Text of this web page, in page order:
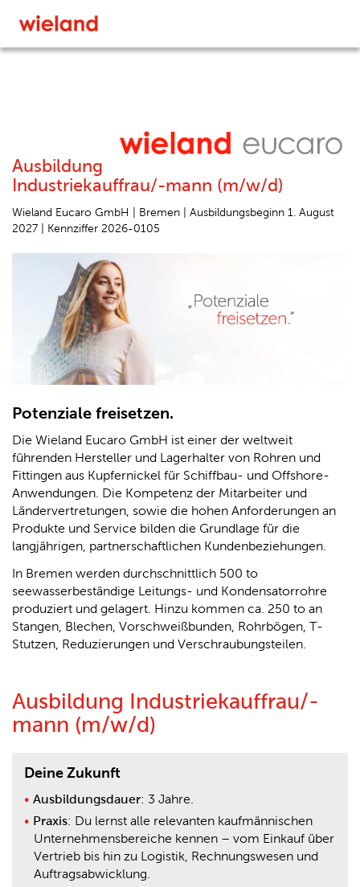
Ausbildung
Industriekauffrau/-mann (m/w/d)
Wieland Eucaro GmbH | Bremen | Ausbildungsbeginn 1. August
2027 | Kennziffer 2026-0105
Potenziale freisetzen.
Die Wieland Eucaro GmbH ist einer der weltweit
führenden Hersteller und Lagerhalter von Rohren und
Fittingen aus Kupfernickel für Schiffbau- und Offshore-
Anwendungen. Die Kompetenz der Mitarbeiter und
Ländervertretungen, sowie die hohen Anforderungen an
Produkte und Service bilden die Grundlage für die
langjährigen, partnerschaftlichen Kundenbeziehungen.
In Bremen werden durchschnittlich 500 to
seewasserbeständige Leitungs- und Kondensatorrohre
produziert und gelagert. Hinzu kommen ca. 250 to an
Stangen, Blechen, Vorschweißbunden, Rohrbögen, T-
Stutzen, Reduzierungen und Verschraubungsteilen.
Ausbildung Industriekauffrau/-
mann (m/w/d)
Deine Zukunft
Ausbildungsdauer: 3 Jahre.
Praxis: Du lernst alle relevanten kaufmännischen
Unternehmensbereiche kennen – vom Einkauf über
Vertrieb bis hin zu Logistik, Rechnungswesen und
Auftragsabwicklung.